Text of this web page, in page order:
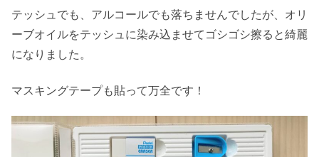
テッシュでも、アルコールでも落ちませんでしたが、オリ
ーブオイルをテッシュに染み込ませてゴシゴシ擦ると綺麗
になりました。
マスキングテープも貼って万全です！